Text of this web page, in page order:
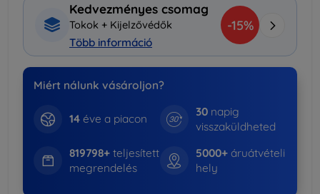
Kedvezményes csomag
Tokok + Kijelzővédők
Több információ
-15%
Miért nálunk vásároljon?
14éve a piacon
30 napig
visszaküldheted
819798+teljesített
megrendelés
5000+ áruátvételi
hely